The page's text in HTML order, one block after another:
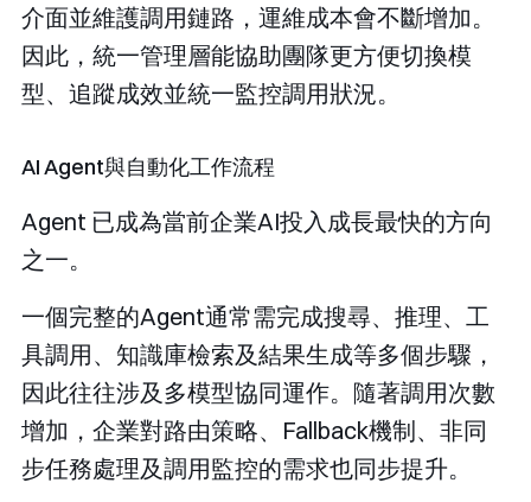
介面並維護調用鏈路，運維成本會不斷增加。
因此，統一管理層能協助團隊更方便切換模
型、追蹤成效並統一監控調用狀況。
AI Agent與自動化工作流程
Agent 已成為當前企業AI投入成長最快的方向
之一。
一個完整的Agent通常需完成搜尋、推理、工
具調用、知識庫檢索及結果生成等多個步驟，
因此往往涉及多模型協同運作。隨著調用次數
增加，企業對路由策略、Fallback機制、非同
步任務處理及調用監控的需求也同步提升。